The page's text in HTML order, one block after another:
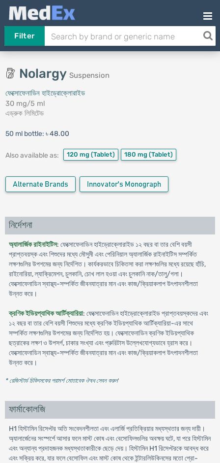
Filter
Nolargy Suspension
ফেক্সোফেনাডিন হাইড্রোক্লোরাইড
30 mg/5 ml
এড্রুক লিমিটেড
50 ml bottle: ৳ 48.00
Also available as: 120 mg (Tablet) 180 mg (Tablet)
Alternate Brands Innovator's Monograph
নির্দেশনা
অ্যালার্জিক রাইনাইটিস: ফেক্সোফেনাডিন হাইড্রোক্লোরাইড ১২ বছর বা তার বেশি বয়সী
প্রাপ্তবয়স্ক এবং শিশুদের মধ্যে মৌসুমী এবং পেরিনিয়াল অ্যালার্জিক রাইনাইটিস সম্পর্কিত
লক্ষণগুলির উপশমের জন্য নির্দেশিত। কার্যকরভাবে চিকিতসা করা লক্ষণগুলির মধ্যে রয়েছে হাঁচি,
রাইনোরিয়া, ল্যাক্রিমেশন, চুলকানি, চোখ লাল হওয়া এবং চুলকানি নাক/তালু/গলা।
ফেক্সোফেনাডিন স্বাস্থ্য-সম্পর্কিত জীবনযাত্রার মান এবং কাজ/ক্রিয়াকলাপ উৎপাদনশীলতা
উন্নত করে।
ক্রণিক ইডিয়প্যাথিক আর্টিক্যারিয়া: ফেক্সোফেনাডিন হাইড্রোক্লোরাইড প্রাপ্তবয়স্কদের এবং
১২ বছর বা তার বেশি বয়সী শিশুদের মধ্যে ক্রণিক ইডিয়প্যাথিক আর্টিক্যারিয়া-এর সাথে
সম্পর্কিত লক্ষণগুলির উপশমের জন্য নির্দেশিত হয়। ফেক্সোফেনাডিন ক্রণিক ইডিয়প্যাথিক
ছত্রাকের লক্ষণ ও উপসর্গ, চাকার সংখ্যা এবং প্রুরিটাস উল্লেখযোগ্যভাবে হ্রাস করে।
ফেক্সোফেনাডিন স্বাস্থ্য-সম্পর্কিত জীবনযাত্রার মান এবং কাজ/ক্রিয়াকলাপ উৎপাদনশীলতা
উন্নত করে।
* রেজিস্টার্ড চিকিৎসকের পরামর্শ মোতাবেক ঔষধ সেবন করুন'
ফার্মাকোলজি
H1 হিস্টামিন রিসেপ্টর অতি সংবেদনশীলতা এবং এলার্জি প্রতিক্রিয়ার মধ্যস্থতার জন্য দায়ী।
অ্যালার্জেনের সংস্পর্শে আসার ফলে মাস্ট কোষ এবং বেসোফিলগুলির অবক্ষয় ঘটে, যা পরে হিস্টামিন
এবং অন্যান্য প্রদাহজনক মধ্যস্থতাকারীকে ছেড়ে দেয়। হিস্টামিন H1 রিসেপ্টরকে আবদ্ধ করে
এবং সক্রিয় করে, যার ফলে বেসোফিল এবং মাস্ট কোষ থেকে ইন্টারলিউকিনসের মতো প্রো-